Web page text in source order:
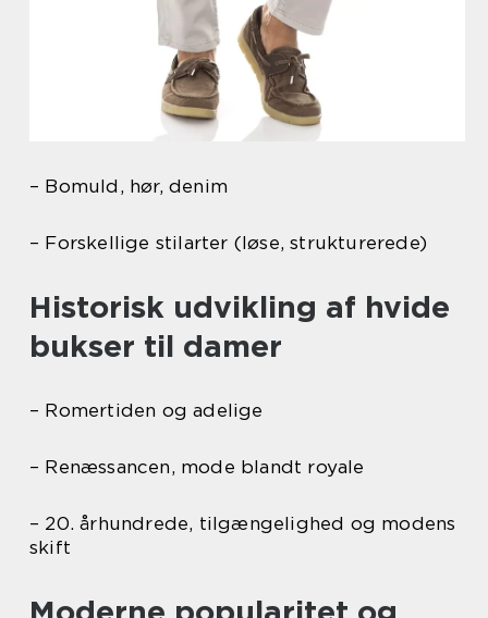
– Bomuld, hør, denim
– Forskellige stilarter (løse, strukturerede)
Historisk udvikling af hvide
bukser til damer
– Romertiden og adelige
– Renæssancen, mode blandt royale
– 20. århundrede, tilgængelighed og modens
skift